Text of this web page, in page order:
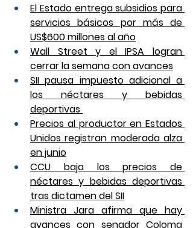
El Estado entrega subsidios para
servicios básicos por más de
US$600 millones al año
Wall Street y el IPSA logran
cerrar la semana con avances
SII pausa impuesto adicional a
los néctares y bebidas
deportivas
Precios al productor en Estados
Unidos registran moderada alza
en junio
CCU baja los precios de
néctares y bebidas deportivas
tras dictamen del SII
Ministra Jara afirma que hay
avances con senador Coloma